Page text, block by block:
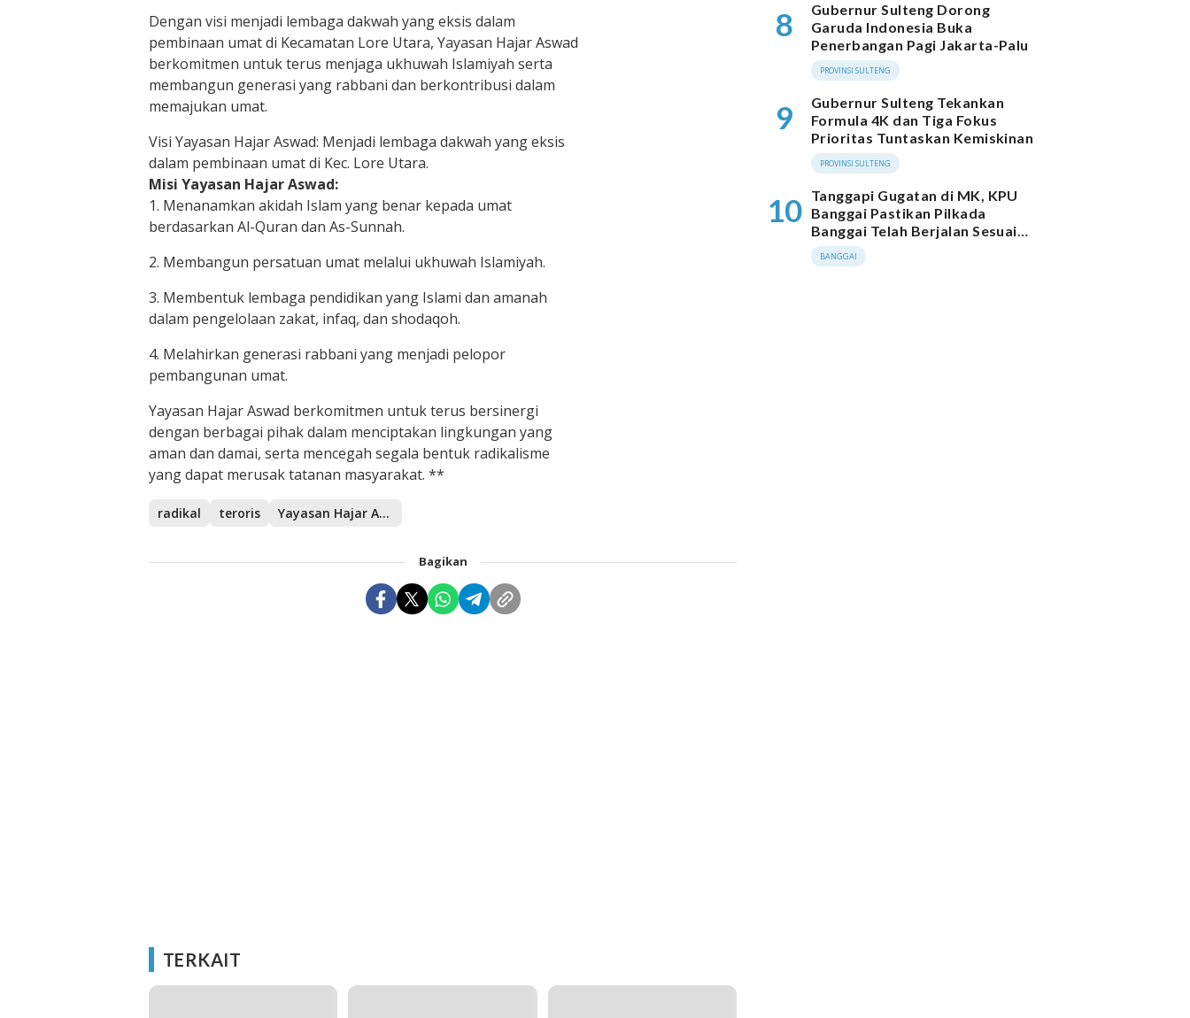
Dengan visi menjadi lembaga dakwah yang eksis dalam
pembinaan umat di Kecamatan Lore Utara, Yayasan Hajar Aswad
berkomitmen untuk terus menjaga ukhuwah Islamiyah serta
membangun generasi yang rabbani dan berkontribusi dalam
memajukan umat.
Visi Yayasan Hajar Aswad: Menjadi lembaga dakwah yang eksis
dalam pembinaan umat di Kec. Lore Utara.
Misi Yayasan Hajar Aswad:
1. Menanamkan akidah Islam yang benar kepada umat
berdasarkan Al-Quran dan As-Sunnah.
2. Membangun persatuan umat melalui ukhuwah Islamiyah.
3. Membentuk lembaga pendidikan yang Islami dan amanah
dalam pengelolaan zakat, infaq, dan shodaqoh.
4. Melahirkan generasi rabbani yang menjadi pelopor
pembangunan umat.
Yayasan Hajar Aswad berkomitmen untuk terus bersinergi
dengan berbagai pihak dalam menciptakan lingkungan yang
aman dan damai, serta mencegah segala bentuk radikalisme
yang dapat merusak tatanan masyarakat. **
radikal teroris Yayasan Hajar Aswad
Bagikan
TERKAIT
8
Gubernur Sulteng Dorong
Garuda Indonesia Buka
Penerbangan Pagi Jakarta-Palu
PROVINSI SULTENG
9
Gubernur Sulteng Tekankan
Formula 4K dan Tiga Fokus
Prioritas Tuntaskan Kemiskinan
PROVINSI SULTENG
10 Tanggapi Gugatan di MK, KPU
Banggai Pastikan Pilkada
Banggai Telah Berjalan Sesuai
Tahapan
BANGGAI